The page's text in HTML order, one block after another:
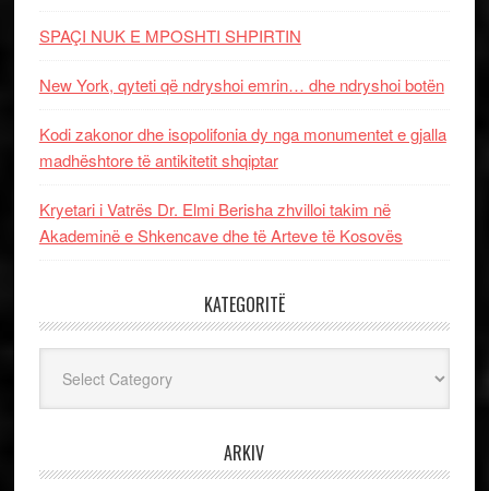
SPAÇI NUK E MPOSHTI SHPIRTIN
New York, qyteti që ndryshoi emrin… dhe ndryshoi botën
Kodi zakonor dhe isopolifonia dy nga monumentet e gjalla
madhështore të antikitetit shqiptar
Kryetari i Vatrës Dr. Elmi Berisha zhvilloi takim në
Akademinë e Shkencave dhe të Arteve të Kosovës
KATEGORITË
ARKIV